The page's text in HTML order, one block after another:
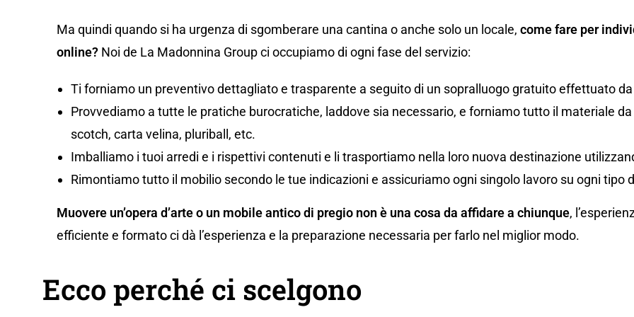
Ma quindi quando si ha urgenza di sgomberare una cantina o anche solo un locale, come fare per
online? Noi de La Madonnina Group ci occupiamo di ogni fase del servizio:
Ti forniamo un preventivo dettagliato e trasparente a seguito di un sopralluogo gratuito effettuato
Provvediamo a tutte le pratiche burocratiche, laddove sia necessario, e forniamo tutto il materiale
scotch, carta velina, pluriball, etc.
Imballiamo i tuoi arredi e i rispettivi contenuti e li trasportiamo nella loro nuova destinazione
Rimontiamo tutto il mobilio secondo le tue indicazioni e assicuriamo ogni singolo lavoro su ogni tipo
Muovere un’opera d’arte o un mobile antico di pregio non è una cosa da affidare a chiunque,
efficiente e formato ci dà l’esperienza e la preparazione necessaria per farlo nel miglior modo.
Ecco perché ci scelgono